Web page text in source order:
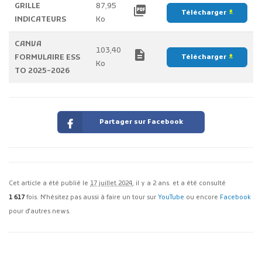
GRILLE
INDICATEURS
87,95
Ko
picture_as_pdf Télécharger file_download
CANVA
FORMULAIRE ESS
TO 2025-2026
103,40
Ko
description Télécharger file_download
Partager sur Facebook
Cet article a été publié le 17 juillet 2024, il y a 2 ans. et a été consulté
1 617 fois. N'hésitez pas aussi à faire un tour sur YouTube ou encore Facebook
pour d'autres news.